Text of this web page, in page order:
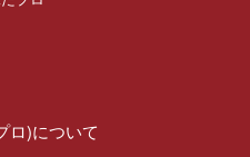
ロ)について